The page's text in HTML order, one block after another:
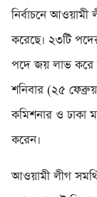
নির্বাচনে আওয়ামী
করেছে। ২৩টি
পদে জয় লাভ করে
শনিবার (২৫
কমিশনার ও ঢাকা
করেন।
আওয়ামী লীগ